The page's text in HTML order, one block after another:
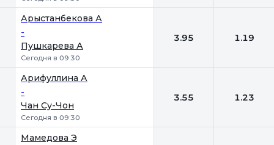
Арыстанбекова А
-
Пушкарева А
Сегодня в 09:30
3.95 1.19
Арифуллина А
-
Чан Су-Чон
Сегодня в 09:30
3.55 1.23
Мамедова Э